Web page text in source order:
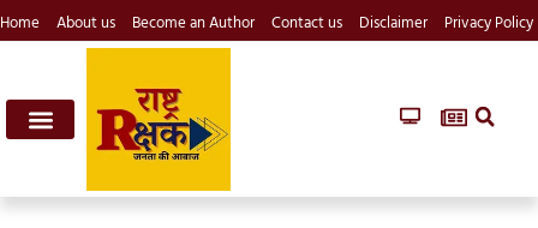
Home About us Become an Author Contact us Disclaimer Privacy Policy